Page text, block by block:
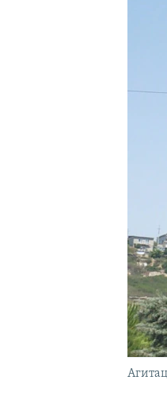
УКРАИНСКАЯ ПРОБЛЕМА